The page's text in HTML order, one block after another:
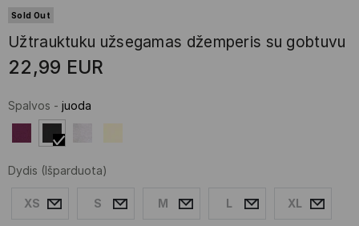
Sold Out
Užtrauktuku užsegamas džemperis su gobtuvu
22,99 EUR
Spalvos - juoda
Dydis (Išparduota)
XS S M L XL